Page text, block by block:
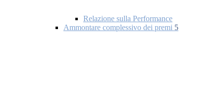
Relazione sulla Performance
Ammontare complessivo dei premi 5